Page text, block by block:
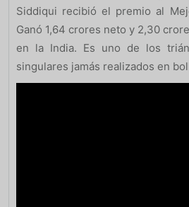
Siddiqui recibió el premio al
Ganó 1,64 crores neto y 2,30
en la India. Es uno de los
singulares jamás realizados en